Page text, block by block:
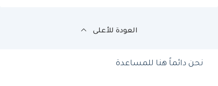
العودة للأعلى
نحن دائماً هنا للمساعدة